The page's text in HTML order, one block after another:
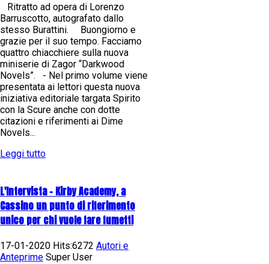
Ritratto ad opera di Lorenzo
Barruscotto, autografato dallo
stesso Burattini. Buongiorno e
grazie per il suo tempo. Facciamo
quattro chiacchiere sulla nuova
miniserie di Zagor “Darkwood
Novels”. - Nel primo volume viene
presentata ai lettori questa nuova
iniziativa editoriale targata Spirito
con la Scure anche con dotte
citazioni e riferimenti ai Dime
Novels...
Leggi tutto
L'Intervista - Kirby Academy, a
Cassino un punto di riferimento
unico per chi vuole fare fumetti
17-01-2020 Hits:6272 Autori e
Anteprime Super User